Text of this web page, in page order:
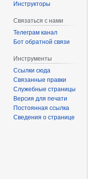
Инструкторы
Связаться с нами
Телеграм канал
Бот обратной связи
Инструменты
Ссылки сюда
Связанные правки
Служебные страницы
Версия для печати
Постоянная ссылка
Сведения о странице